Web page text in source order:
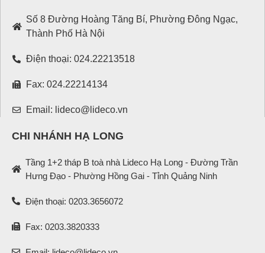
Số 8 Đường Hoàng Tăng Bí, Phường Đông Ngạc,
Thành Phố Hà Nội
Điện thoại: 024.22213518
Fax: 024.22214134
Email: lideco@lideco.vn
CHI NHÁNH HẠ LONG
Tầng 1+2 tháp B toà nhà Lideco Hạ Long - Đường Trần
Hưng Đạo - Phường Hồng Gai - Tỉnh Quảng Ninh
Điện thoại: 0203.3656072
Fax: 0203.3820333